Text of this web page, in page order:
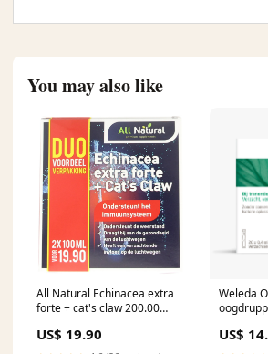
You may also like
All Natural Echinacea extra
forte + cat's claw 200.00
Milliliter
US$ 19.90
Weleda
US$